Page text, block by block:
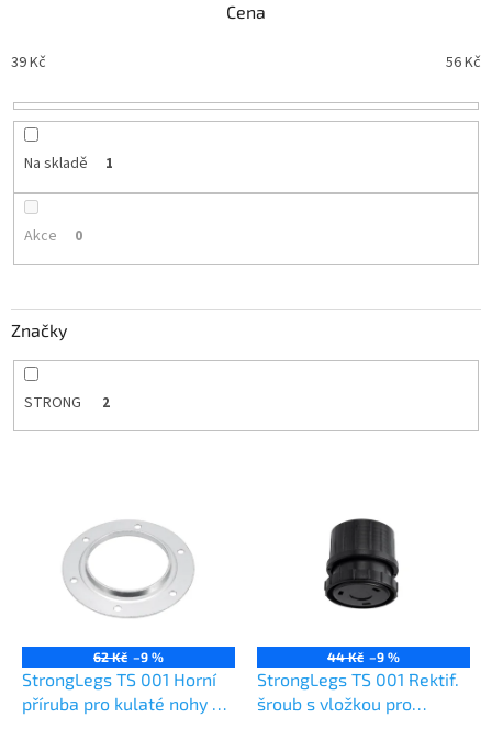
o
u
ů
Cena
39Kč 56Kč
Na skladě 1
Akce 0
Značky
STRONG 2
62 Kč –9 %
StrongLegs TS 001 Horní
příruba pro kulaté nohy 60
44 Kč –9 %
StrongLegs TS 001 Rektif.
šroub s vložkou pro